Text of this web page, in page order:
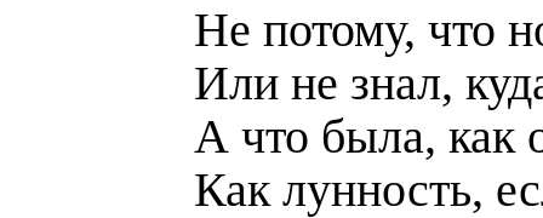
Не потому, что
Или не знал,
А что была, как
Как лунность,